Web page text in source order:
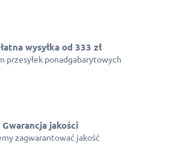
wysyłka od 333 zł
przesyłek ponadgabarytowych
Gwarancja jakości
zagwarantować jakość